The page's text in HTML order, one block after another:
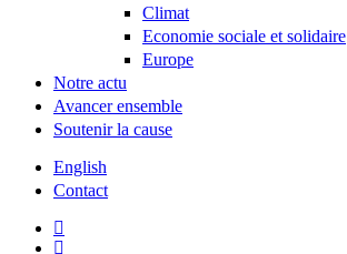
Climat
Economie sociale et solidaire
Europe
Notre actu
Avancer ensemble
Soutenir la cause
English
Contact
twitter
facebook